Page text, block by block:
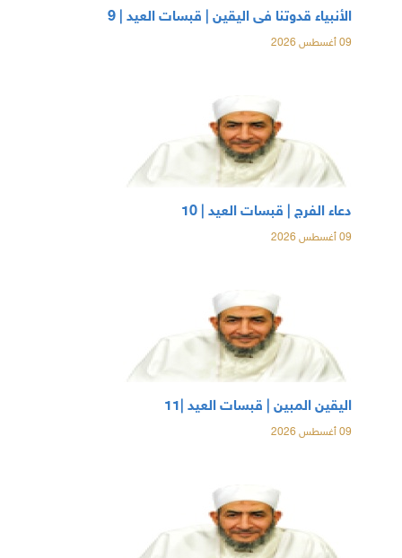
الأنبياء قدوتنا فى اليقين | قبسات العيد | 9
09 أغسطس 2026
دعاء الفرج | قبسات العيد | 10
09 أغسطس 2026
اليقين المبين | قبسات العيد |11
09 أغسطس 2026